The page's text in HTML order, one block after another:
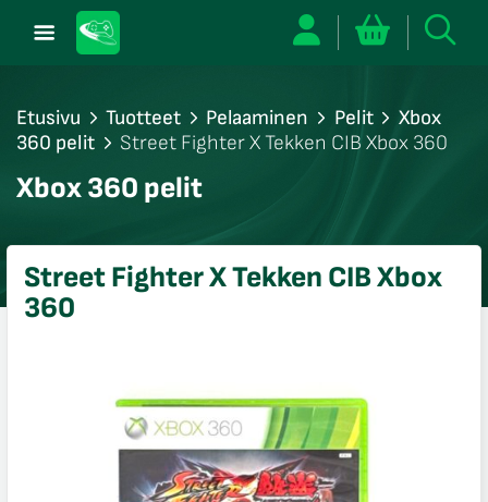
Etusivu Tuotteet Pelaaminen Pelit
Xbox
360 pelit
Street Fighter X Tekken CIB Xbox 360
Xbox 360 pelit
Street Fighter X Tekken CIB Xbox
360
sulje
sulje